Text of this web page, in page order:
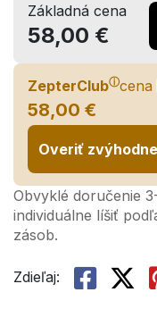
Základná cena
58,00 €
ZepterClubⓘcena
58,00 €
Overiť
Obvyklé doručenie
individuálne líšiť
zásob.
Zdieľaj: